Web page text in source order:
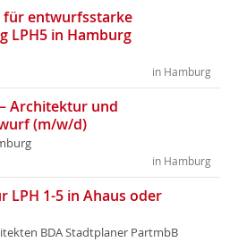
entwurfsstarke
LPH5 in Hamburg
in Hamburg
Architektur und
(m/w/d)
in Hamburg
1-5 in Ahaus oder
BDA Stadtplaner PartmbB